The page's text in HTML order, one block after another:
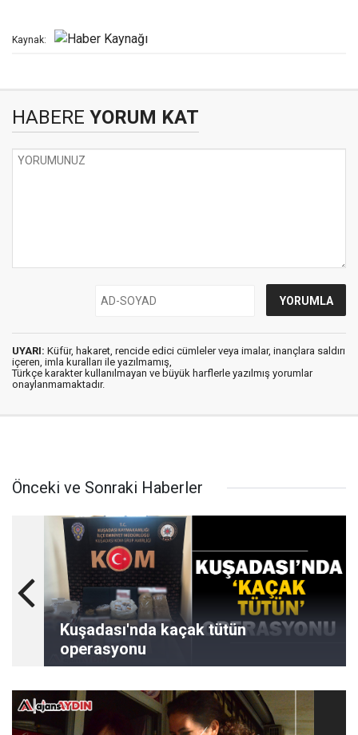
Kaynak:
HABERE YORUM KAT
UYARI: Küfür, hakaret, rencide edici cümleler veya imalar, inançlara saldırı
içeren, imla kuralları ile yazılmamış,
Türkçe karakter kullanılmayan ve büyük harflerle yazılmış yorumlar
onaylanmamaktadır.
Önceki ve Sonraki Haberler
Kuşadası'nda kaçak tütün
operasyonu